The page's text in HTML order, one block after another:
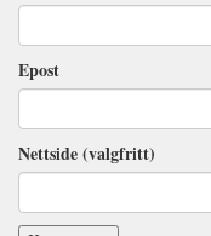
Epost
Nettside (valgfritt)